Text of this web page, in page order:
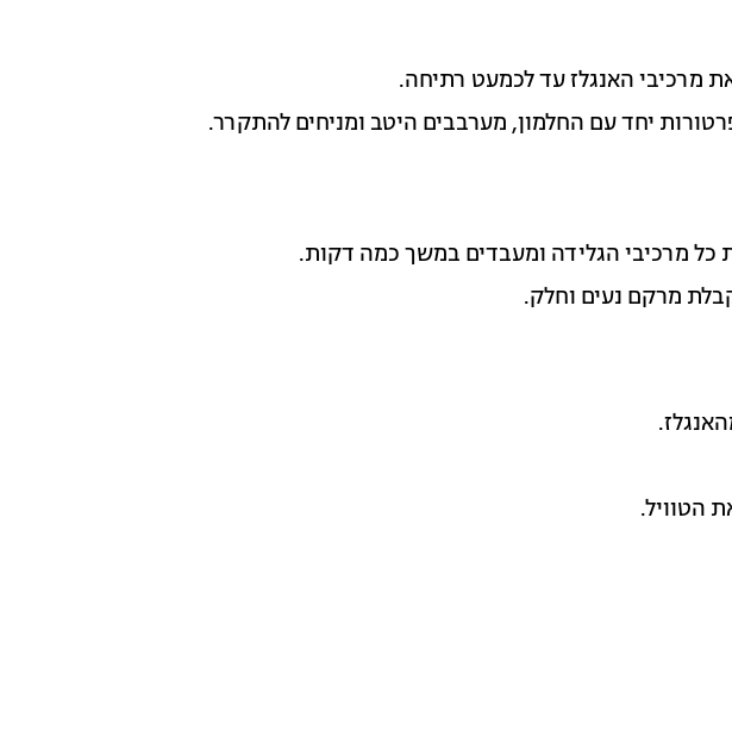
מרכיבי האנגלז עד לכמעט רתיחה.
יחד עם החלמון, מערבבים היטב ומניחים להתקרר.
מרכיבי הגלידה ומעבדים במשך כמה דקות.
מרקם נעים וחלק.
הטוויל.